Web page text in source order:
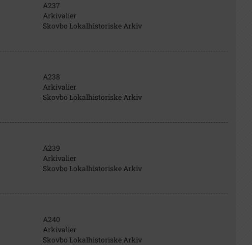
A237
Arkivalier
Skovbo Lokalhistoriske Arkiv
A238
Arkivalier
Skovbo Lokalhistoriske Arkiv
A239
Arkivalier
Skovbo Lokalhistoriske Arkiv
A240
Arkivalier
Skovbo Lokalhistoriske Arkiv